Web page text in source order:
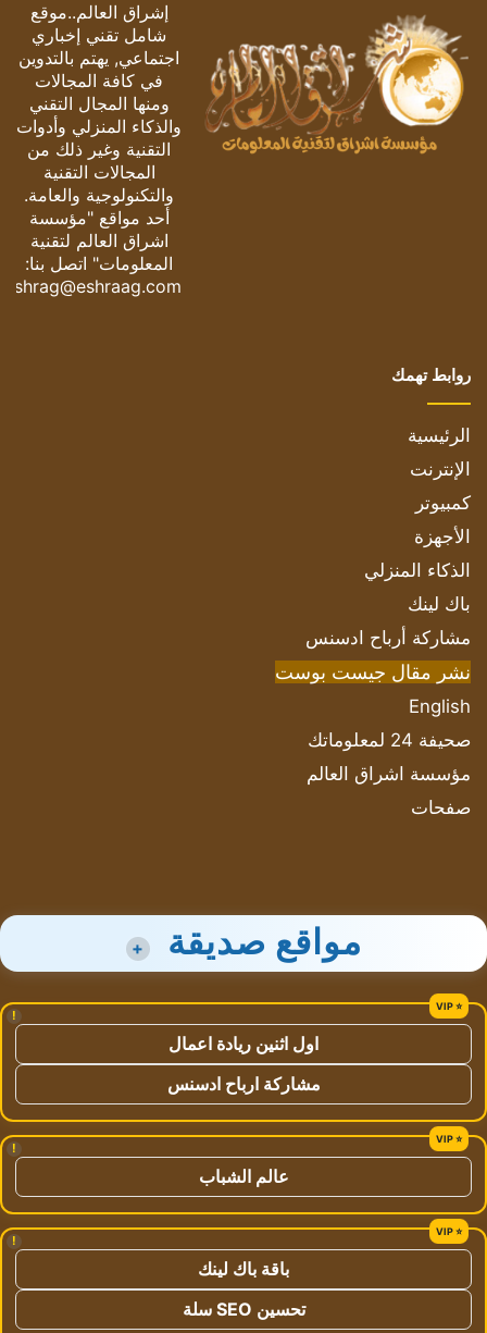
إشراق العالم..موقع
شامل تقني إخباري
اجتماعي, يهتم بالتدوين
في كافة المجالات
ومنها المجال التقني
والذكاء المنزلي وأدوات
التقنية وغير ذلك من
المجالات التقنية
والتكنولوجية والعامة.
أحد مواقع "مؤسسة
اشراق العالم لتقنية
المعلومات" اتصل بنا:
eshrag@eshraag.com
روابط تهمك
الرئيسية
الإنترنت
كمبيوتر
الأجهزة
الذكاء المنزلي
باك لينك
مشاركة أرباح ادسنس
نشر مقال جيست بوست
English
صحيفة 24 لمعلوماتك
مؤسسة اشراق العالم
صفحات
مواقع صديقة +
!
اول اثنين ريادة اعمال
مشاركة ارباح ادسنس
!
عالم الشباب
!
باقة باك لينك
تحسين SEO سلة